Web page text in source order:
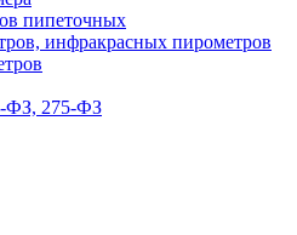
пипеточных
инфракрасных пирометров
ФЗ, 275-ФЗ